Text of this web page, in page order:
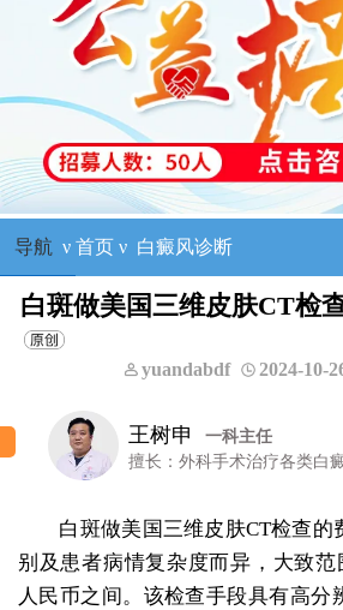
导航 ν 首页ν 白癜风诊断
白斑做美国三维皮肤CT检
yuandabdf 2024-10-
王树申
一科主任
擅长：外科手术治疗各类白癜风
白斑做美国三维皮肤CT检查的
别及患者病情复杂度而异，大致范
人民币之间。该检查手段具有高分